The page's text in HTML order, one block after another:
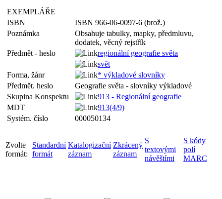
EXEMPLÁŘE
ISBN
ISBN 966-06-0097-6 (brož.)
Poznámka
Obsahuje tabulky, mapky, předmluvu,
dodatek, věcný rejstřík
Předmět - heslo
regionální geografie světa
svět
Forma, žánr
* výkladové slovníky
Předmět. heslo
Geografie světa - slovníky výkladové
Skupina Konspektu
913 - Regionální geografie
MDT
913(4/9)
Systém. číslo
000050134
Zvolte
formát:
Standardní
formát
Katalogizační
záznam
Zkrácený
záznam
S
textovými
návěštími
S kódy
polí
MARC